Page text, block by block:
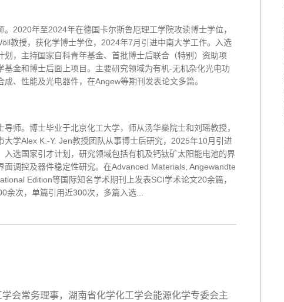
。2020年至2024年在德国卡尔斯鲁厄理工学院攻读博士学位，
教授，获化学博士学位，2024年7月引进中南大学工作。入选
划，主持国家自科青年基金、首批博士后联合（特别）资助项
基金和博士后面上项目。主要研究领域为有机-无机杂化光电功
成、性能及光电器件，在Angew等期刊发表论文多篇。
导师。博士毕业于北京化工大学，师从汤华燊院士和刘瑶教授，
大学Alex K.-Y. Jen教授团队从事博士后研究，2025年10月引进
入选国家引才计划，研究领域包括有机及钙钛矿太阳能电池的界
面调控及器件稳定性研究。在Advanced Materials, Angewandte
Edition等国际知名学术期刊上发表SCI学术论文20余篇，
余次，单篇引用近300次，多篇入选...
会常务理事，湖南省化学化工学会能源化学专委会主